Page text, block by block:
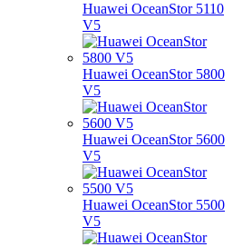
Huawei OceanStor 5110
V5
Huawei OceanStor 5800
V5
Huawei OceanStor 5600
V5
Huawei OceanStor 5500
V5